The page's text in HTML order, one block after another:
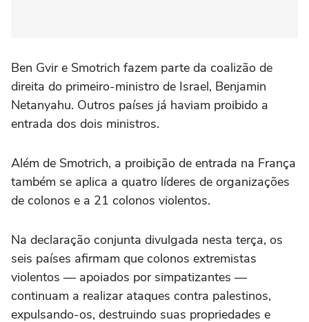
Ben Gvir e Smotrich fazem parte da coalizão de
direita do primeiro-ministro de Israel, Benjamin
Netanyahu. Outros países já haviam proibido a
entrada dos dois ministros.
Além de Smotrich, a proibição de entrada na França
também se aplica a quatro líderes de organizações
de colonos e a 21 colonos violentos.
Na declaração conjunta divulgada nesta terça, os
seis países afirmam que colonos extremistas
violentos — apoiados por simpatizantes —
continuam a realizar ataques contra palestinos,
expulsando-os, destruindo suas propriedades e